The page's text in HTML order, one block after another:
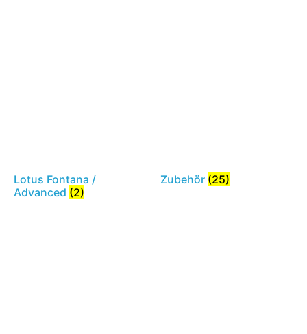
Lotus Fontana /
Advanced (2)
Zubehör (25)